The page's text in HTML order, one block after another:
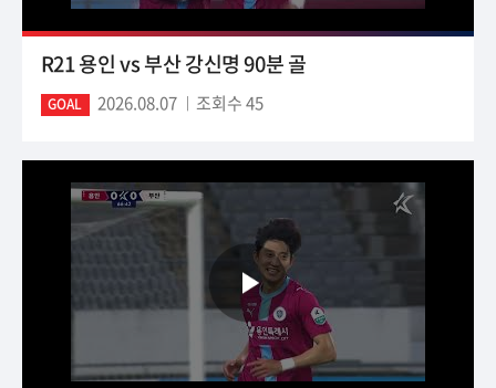
R21 용인 vs 부산 강신명 90분 골
GOAL 2026.08.07 조회수 45